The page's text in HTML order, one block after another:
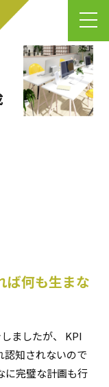
ば何も生まな
ましたが、 KPI
認知されないので
に完璧な計画も行